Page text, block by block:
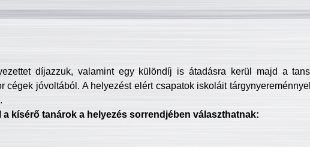
díjazzuk, valamint egy különdíj is átadásra kerül majd a
cégek jóvoltából. A helyezést elért csapatok iskoláit
kísérő tanárok a helyezés sorrendjében választhatnak: